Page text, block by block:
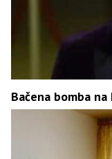
Bačena bomba